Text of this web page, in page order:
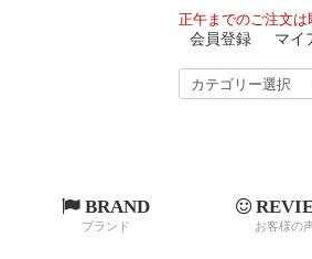
正午までのご注文
会員登録 マイ
BRAND
ブランド お客様の